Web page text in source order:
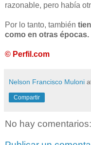
razonable, pero había
Por lo tanto, también
como en otras épocas.
© Perfil.com
Nelson Francisco Muloni
Compartir
No hay comentarios: